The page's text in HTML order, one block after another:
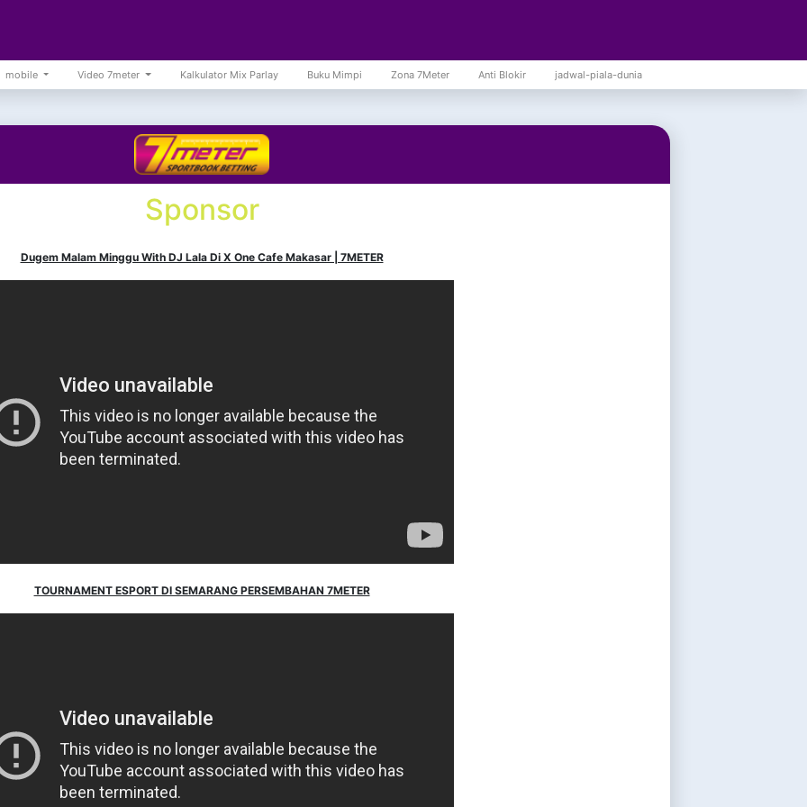
mobile Video 7meter Kalkulator Mix Parlay Buku Mimpi Zona 7Meter Anti Blokir jadwal-piala-dunia
Sponsor
Dugem Malam Minggu With DJ Lala Di X One Cafe Makasar | 7METER
TOURNAMENT ESPORT DI SEMARANG PERSEMBAHAN 7METER